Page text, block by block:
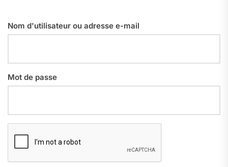
Nom d'utilisateur ou adresse e-mail
Mot de passe